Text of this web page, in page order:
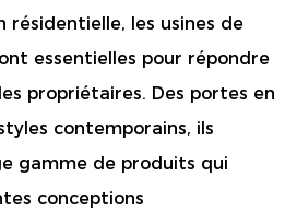
résidentielle, les usines de
essentielles pour répondre
propriétaires. Des portes en
contemporains, ils
gamme de produits qui
conceptions